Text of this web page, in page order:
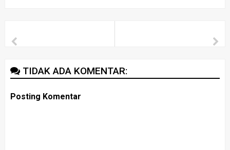
TIDAK ADA KOMENTAR:
Posting Komentar